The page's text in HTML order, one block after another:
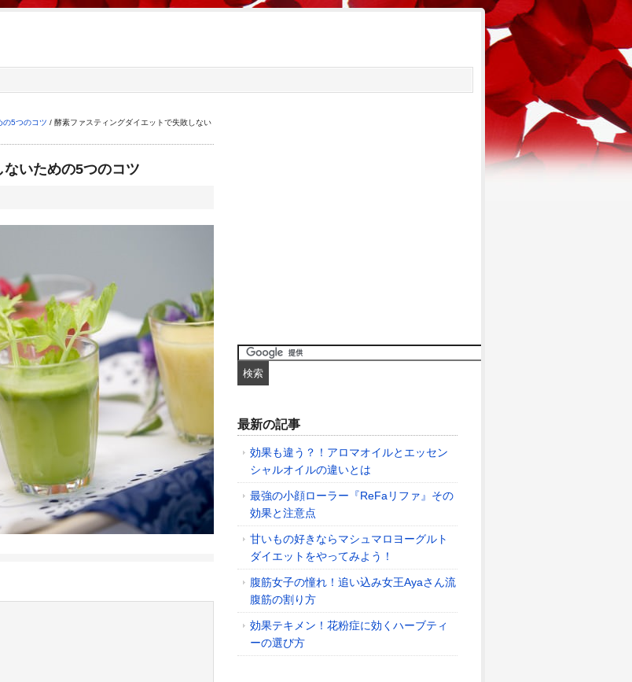
の5つのコツ / 酵素ファスティングダイエットで失敗しない
いための5つのコツ
最新の記事
効果も違う？！アロマオイルとエッセン
シャルオイルの違いとは
最強の小顔ローラー『ReFaリファ』その
効果と注意点
甘いもの好きならマシュマロヨーグルト
ダイエットをやってみよう！
腹筋女子の憧れ！追い込み女王Ayaさん流
腹筋の割り方
効果テキメン！花粉症に効くハーブティ
ーの選び方